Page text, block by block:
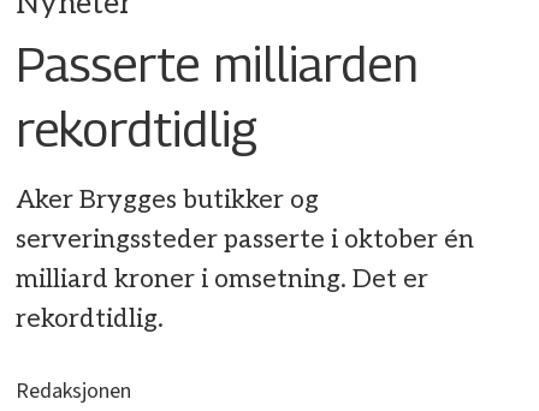
Passerte milliarden
rekordtidlig
Aker Brygges butikker og
serveringssteder passerte i oktober én
milliard kroner i omsetning. Det er
rekordtidlig.
Redaksjonen